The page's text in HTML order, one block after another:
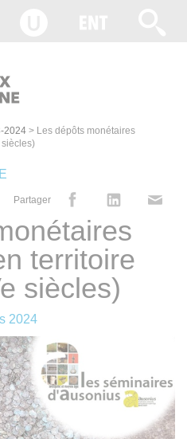
2024 > Les dépôts monétaires
Partager
territoire
siècles)
2024